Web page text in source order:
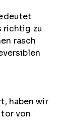
richtig zu
rasch
haben wir
von